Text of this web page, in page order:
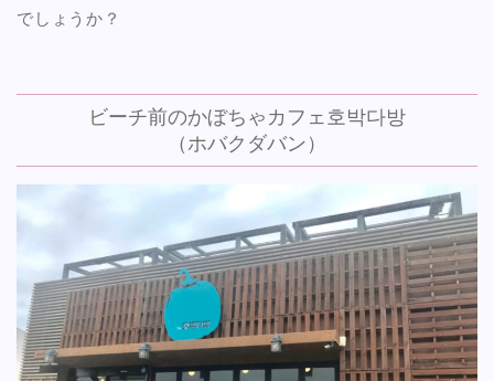
でしょうか？
ビーチ前のかぼちゃカフェ호박다방
（ホバクダバン）